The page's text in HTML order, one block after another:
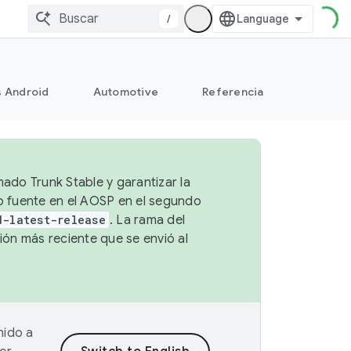
/
Android Automotive Referencia
Trunk Stable y garantizar la
en el AOSP en el segundo
latest-release . La rama del
más reciente que se envió al
a